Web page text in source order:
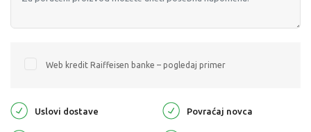
Web kredit Raiffeisen banke – pogledaj primer
Uslovi dostave Povraćaj novca